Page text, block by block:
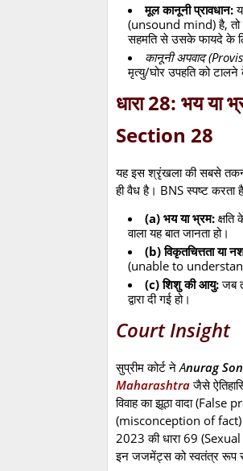
मूल कानूनी प्रावधान:
(unsound mind) है, तो
सहमति से उसके फायदे के
कानूनी अपवाद
मृत्यु/घोर उपहति को
धारा 28: भय
Section 28
यह इस श्रृंखला की सबसे
ही वैध है। BNS स्पष्ट करता
(a) भय या भ्रम:
वाला यह बात जानता हो।
(b) विकृतचित्तता या
(unable to
(c) शिशु की आयु:जब
द्वारा दी गई हो।
Court Insight
सुप्रीम कोर्ट नेAnurag
Maharashtra जैसे
विवाह का झूठा वादा
(misconception of fact)
2023 की धारा 69
इन जजमेंट्स को स्वतंत्र